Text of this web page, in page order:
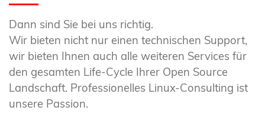
Dann sind Sie bei uns richtig.
Wir bieten nicht nur einen technischen Support,
wir bieten Ihnen auch alle weiteren Services für
den gesamten Life-Cycle Ihrer Open Source
Landschaft. Professionelles Linux-Consulting ist
unsere Passion.